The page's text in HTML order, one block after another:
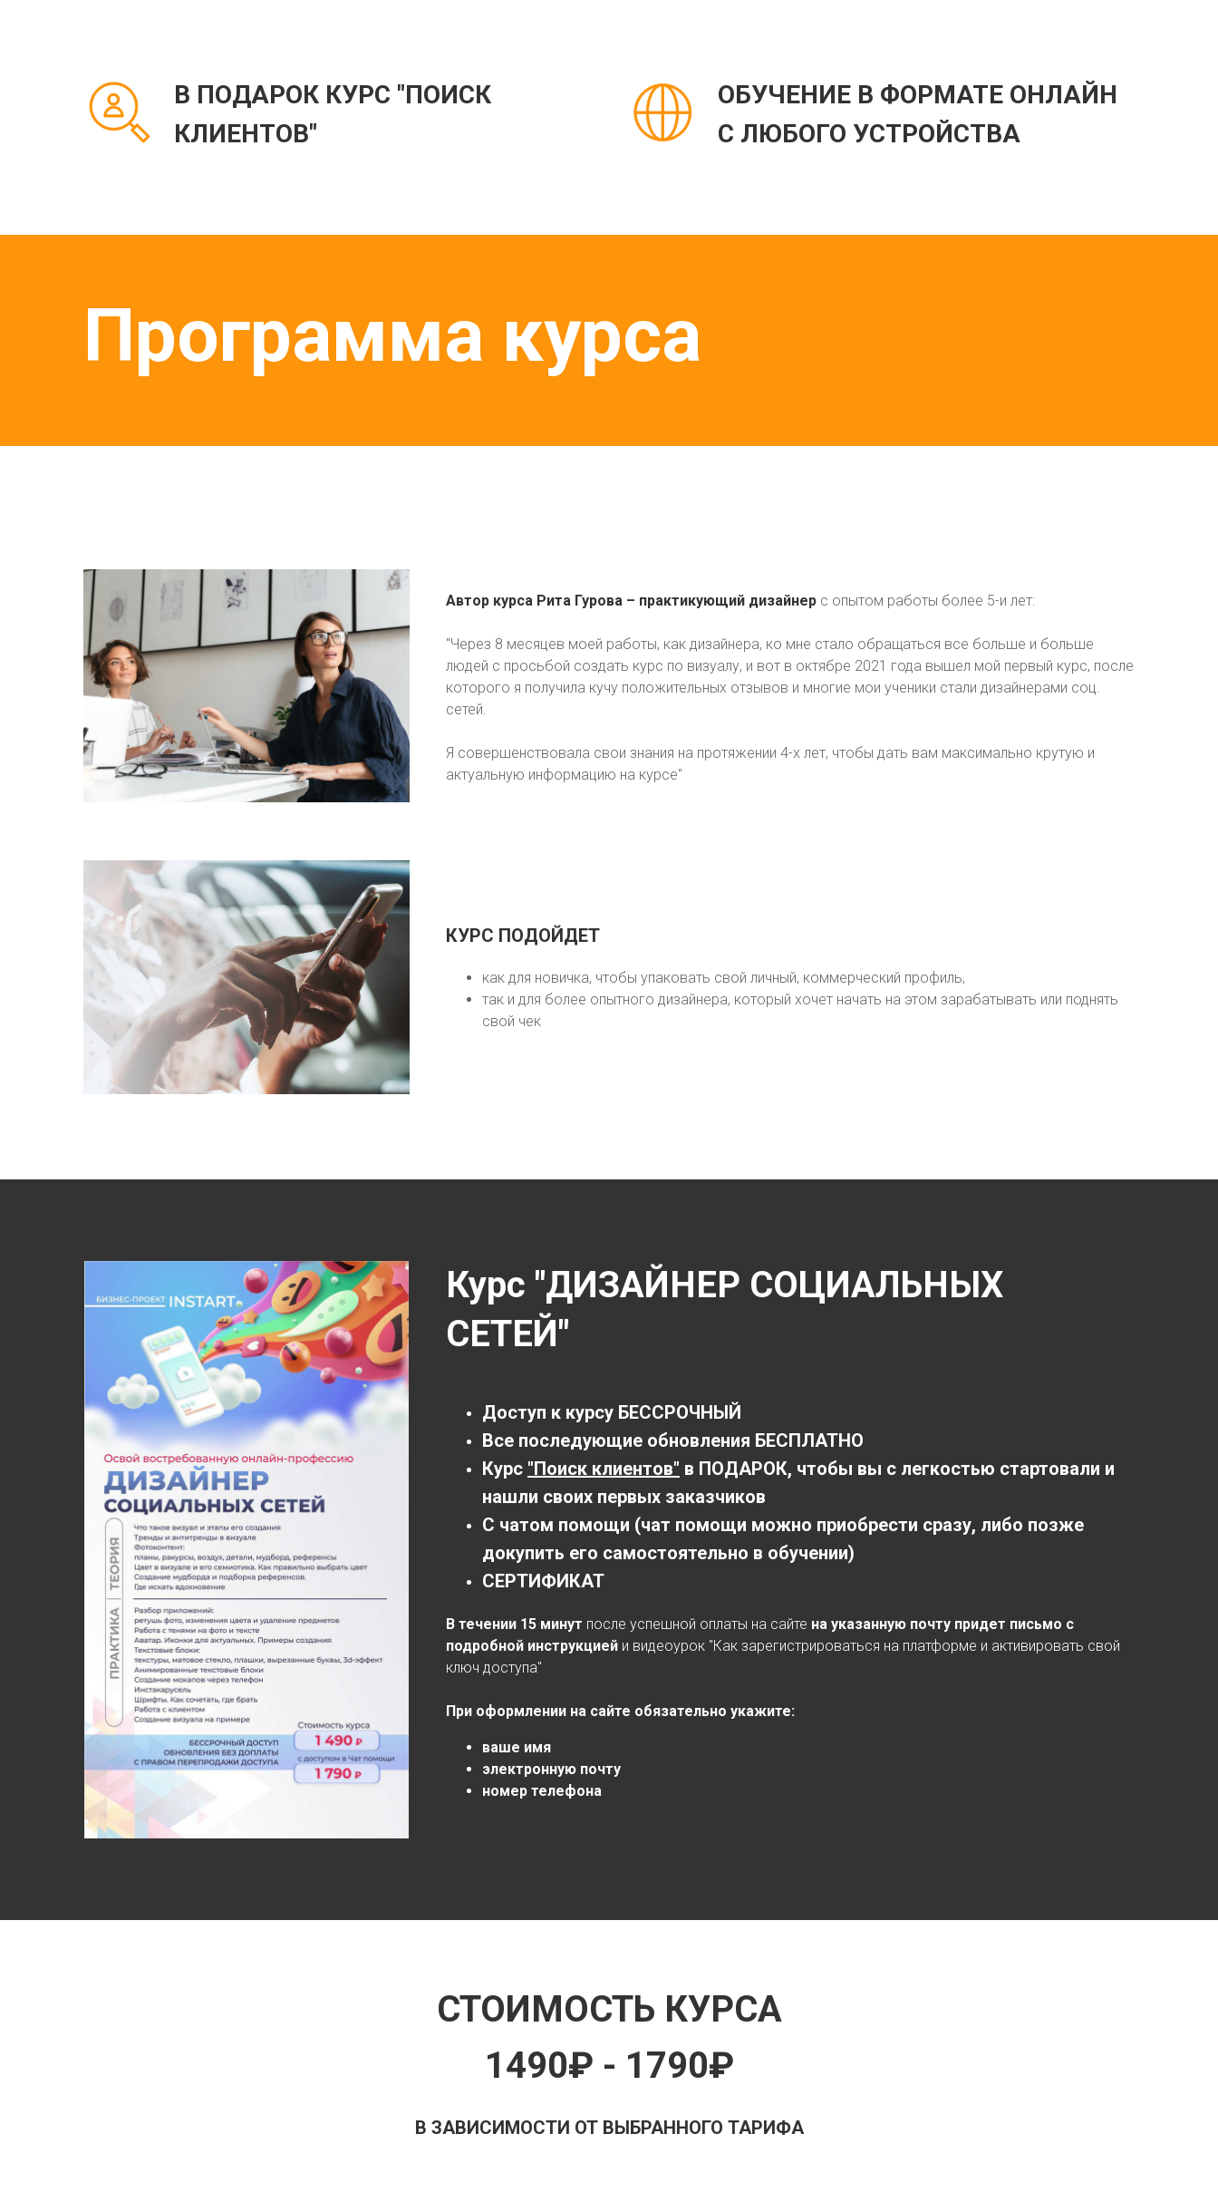
В ПОДАРОК КУРС "ПОИСК
КЛИЕНТОВ"
ОБУЧЕНИЕ В ФОРМАТЕ ОНЛАЙН
С ЛЮБОГО УСТРОЙСТВА
Программа курса
Автор курса Рита Гурова – практикующий дизайнер с опытом работы более 5-и лет:
"Через 8 месяцев моей работы, как дизайнера, ко мне стало обращаться все больше и больше
людей с просьбой создать курс по визуалу, и вот в октябре 2021 года вышел мой первый курс, после
которого я получила кучу положительных отзывов и многие мои ученики стали дизайнерами соц.
сетей.
Я совершенствовала свои знания на протяжении 4-х лет, чтобы дать вам максимально крутую и
актуальную информацию на курсе"
КУРС ПОДОЙДЕТ
как для новичка, чтобы упаковать свой личный, коммерческий профиль,
так и для более опытного дизайнера, который хочет начать на этом зарабатывать или поднять
свой чек
Курс "ДИЗАЙНЕР СОЦИАЛЬНЫХ
СЕТЕЙ"
Доступ к курсу БЕССРОЧНЫЙ
Все последующие обновления БЕСПЛАТНО
Курс "Поиск клиентов" в ПОДАРОК, чтобы вы с легкостью стартовали и
нашли своих первых заказчиков
С чатом помощи (чат помощи можно приобрести сразу, либо позже
докупить его самостоятельно в обучении)
СЕРТИФИКАТ
В течении 15 минут после успешной оплаты на сайте на указанную почту придет письмо с
подробной инструкцией и видеоурок "Как зарегистрироваться на платформе и активировать свой
ключ доступа"
При оформлении на сайте обязательно укажите:
ваше имя
электронную почту
номер телефона
СТОИМОСТЬ КУРСА
1490₽ - 1790₽
В ЗАВИСИМОСТИ ОТ ВЫБРАННОГО ТАРИФА